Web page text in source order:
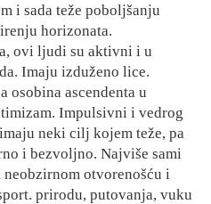
i sada teže poboljšanju
horizonata.
ovi ljudi su aktivni i u
Imaju izduženo lice.
osobina ascendenta u
Impulsivni i vedrog
neki cilj kojem teže, pa
i bezvoljno. Najviše sami
neobzirnom otvorenošću i
prirodu, putovanja, vuku